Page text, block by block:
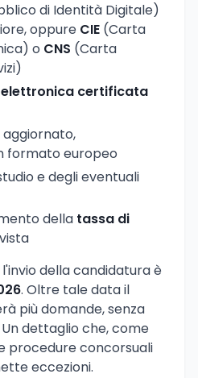
di Identità Digitale)
oppure CIE (Carta
o CNS (Carta
certificata
aggiornato,
formato europeo
e degli eventuali
della tassa di
della candidatura è
. Oltre tale data il
più domande, senza
dettaglio che, come
procedure concorsuali
eccezioni.